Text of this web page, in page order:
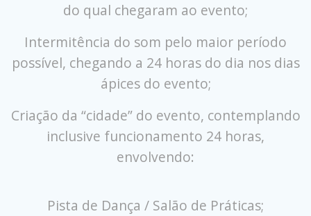
do qual chegaram ao evento;
Intermitência do som pelo maior período
possível, chegando a 24 horas do dia nos dias
ápices do evento;
Criação da “cidade” do evento, contemplando
inclusive funcionamento 24 horas,
envolvendo:
Pista de Dança / Salão de Práticas;